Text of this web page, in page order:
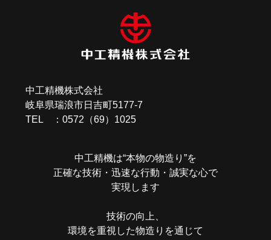
中工精機株式会社
岐阜県瑞浪市日吉町5177-7
TEL ：0572（69）1025
中工精機は“本物の物造り”を
正確な技術・迅速な行動・誠実な心で
実現します
技術の向上、
環境を重視した物造りを通じて